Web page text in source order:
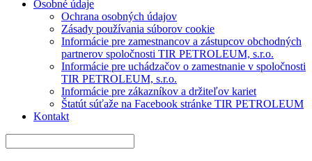
Osobné údaje
Ochrana osobných údajov
Zásady používania súborov cookie
Informácie pre zamestnancov a zástupcov obchodných
partnerov spoločnosti TIR PETROLEUM, s.r.o.
Informácie pre uchádzačov o zamestnanie v spoločnosti
TIR PETROLEUM, s.r.o.
Informácie pre zákazníkov a držiteľov kariet
Štatút súťaže na Facebook stránke TIR PETROLEUM
Kontakt